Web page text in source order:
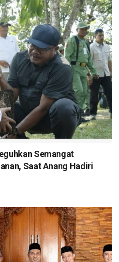
Semangat
Saat Anang Hadiri